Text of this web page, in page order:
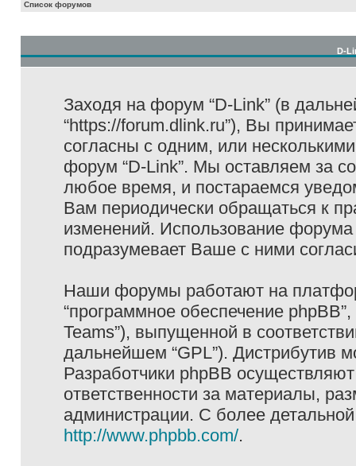
Список форумов
D-
Заходя на форум “D-Link” (в
“https://forum.dlink.ru”), Вы
согласны с одним, или
форум “D-Link”. Мы оставляем за
любое время, и постараемся
Вам периодически обращаться к
изменений. Использование
подразумевает Ваше с ними
Наши форумы работают на
“программное обеспечение
Teams”), выпущенной в
дальнейшем “GPL”). Дистрибутив
Разработчики phpBB
ответственности за материалы,
администрации. С более
http://www.phpbb.com/.